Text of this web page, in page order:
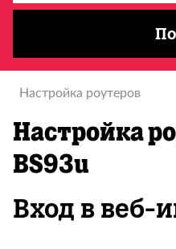
Настройка роутеров
Настройка
BS93u
Вход в веб-